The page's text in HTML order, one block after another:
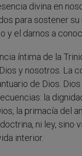
divina en
para sostener
y el darnos a
íntima de la
y nosotros. La
de Dios.
la
la primacía del
ni ley, sino
interior.